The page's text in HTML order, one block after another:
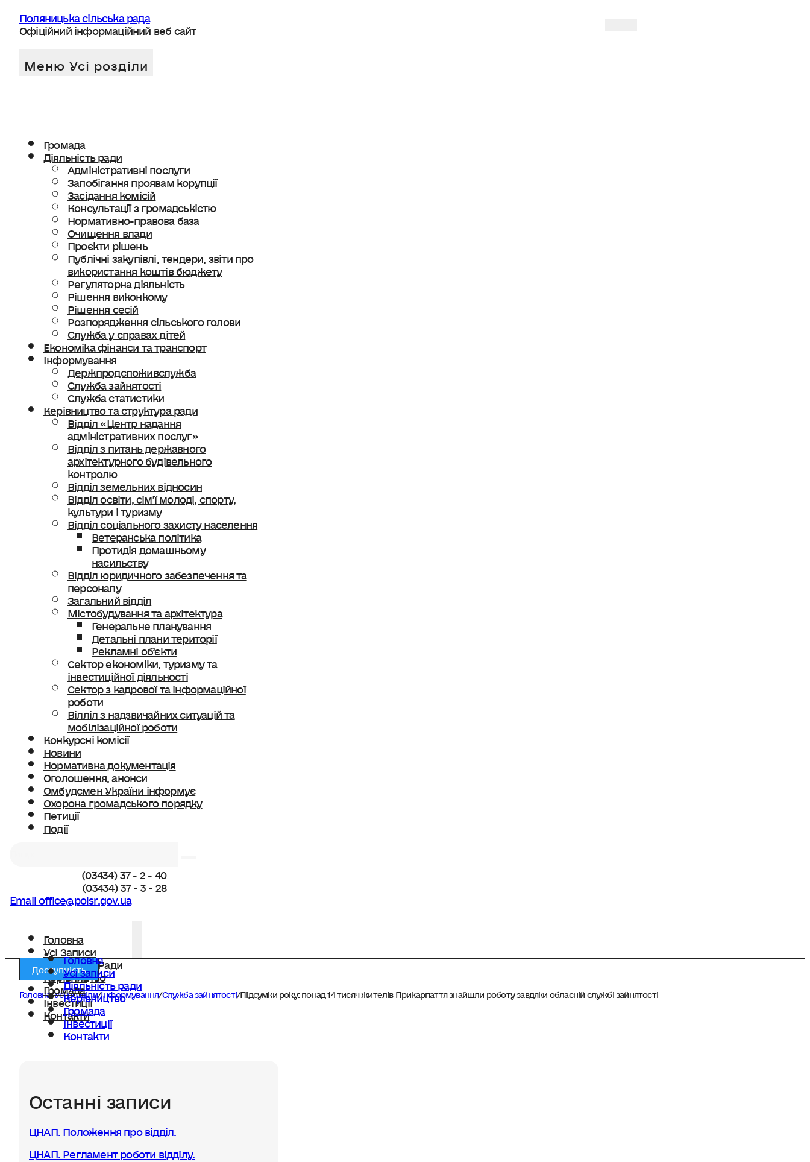
Поляницька сільська рада
Офіційний інформаційний веб сайт
Громада
Діяльність ради
Адміністративні послуги
Запобігання проявам корупції
Засідання комісій
Консультації з громадськістю
Нормативно-правова база
Очищення влади
Проєкти рішень
Публічні закупівлі, тендери, звіти про
використання коштів бюджету
Регуляторна діяльність
Рішення виконкому
Рішення сесій
Розпорядження сільського голови
Служба у справах дітей
Економіка фінанси та транспорт
Інформування
Держпродспоживслужба
Служба зайнятості
Служба статистики
Керівництво та структура ради
Відділ «Центр надання
адміністративних послуг»
Відділ з питань державного
архітектурного будівельного
контролю
Відділ земельних відносин
Відділ освіти, сімʼї молоді, спорту,
культури і туризму
Відділ соціального захисту населення
Ветеранська політика
Протидія домашньому
насильству
Відділ юридичного забезпечення та
персоналу
Загальний відділ
Містобудування та архітектура
Генеральне планування
Детальні плани території
Рекламні об’єкти
Сектор економіки, туризму та
інвестиційної діяльності
Сектор з кадрової та інформаційної
роботи
Вілліл з надзвичайних ситуацій та
мобілізаційної роботи
Конкурсні комісії
Новини
Нормативна документація
Оголошення, анонси
Омбудсмен України інформує
Охорона громадського порядку
Петиції
Події
(03434) 37 - 2 - 40
(03434) 37 - 3 - 28
Email office@polsr.gov.ua
Головна
Усі Записи
Діяльність Ради
Керівництво
Громада
Інвестиції
Контакти
Головна
Усі записи
Діяльність ради
Керівництво
Громада
Інвестиції
Контакти
Доступність
Головна/Усі розділи/Інформування/Служба зайнятості/Підсумки року: понад 14 тисяч жителів Прикарпаття знайшли роботу завдяки обласній службі зайнятості
Останні записи
ЦНАП. Положення про відділ.
ЦНАП. Регламент роботи відділу.